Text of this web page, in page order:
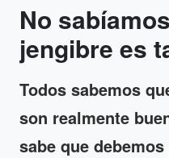
No
jengibre es
Todos sabemos
son realmente
sabe que